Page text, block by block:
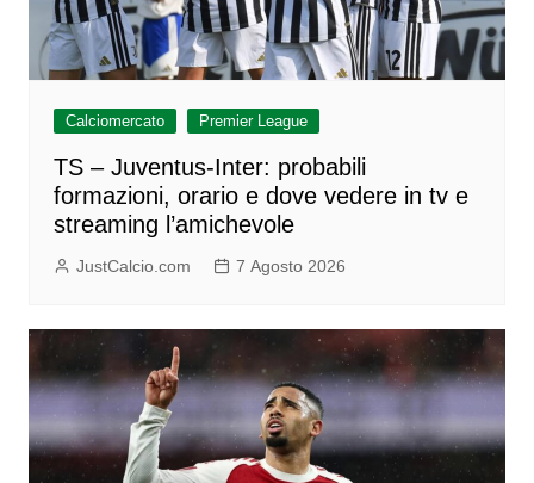
Calciomercato Premier League
TS – Juventus-Inter: probabili
formazioni, orario e dove vedere in tv e
streaming l’amichevole
JustCalcio.com 7 Agosto 2026